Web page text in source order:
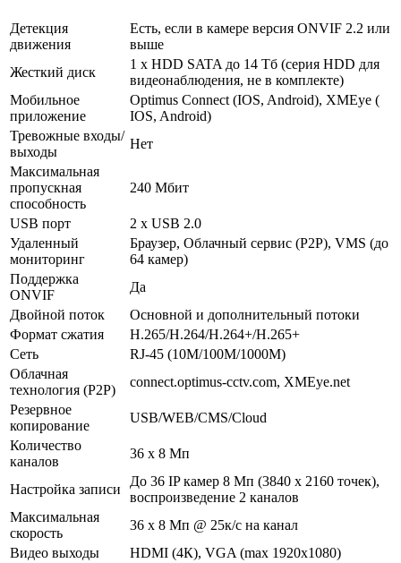
Детекция
движения
Есть, если в камере версия ONVIF 2.2 или
выше
Жесткий диск
1 х HDD SATA до 14 Тб (серия HDD для
видеонаблюдения, не в комплекте)
Мобильное
приложение
Optimus Connect (IOS, Android), XMEye (
IOS, Android)
Тревожные входы/
выходы
Нет
Максимальная
пропускная
способность
240 Мбит
USB порт
2 х USB 2.0
Удаленный
мониторинг
Браузер, Облачный сервис (P2P), VMS (до
64 камер)
Поддержка
ONVIF
Да
Двойной поток
Основной и дополнительный потоки
Формат сжатия
H.265/H.264/H.264+/H.265+
Сеть
RJ-45 (10M/100M/1000М)
Облачная
технология (P2P)
connect.optimus-cctv.com, XMEye.net
Резервное
копирование
USB/WEB/CMS/Cloud
Количество
каналов
36 х 8 Мп
Настройка записи
До 36 IP камер 8 Мп (3840 х 2160 точек),
воспроизведение 2 каналов
Максимальная
скорость
36 х 8 Мп @ 25к/с на канал
Видео выходы
HDMI (4К), VGA (max 1920х1080)